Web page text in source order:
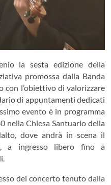
la sesta edizione della
promossa dalla Banda
con l’obiettivo di valorizzare
di appuntamenti dedicati
evento è in programma
nella Chiesa Santuario della
dove andrà in scena il
, a ingresso libero fino a
del concerto tenuto dalla